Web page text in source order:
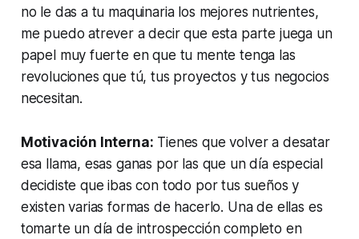
no le das a tu maquinaria los mejores nutrientes,
me puedo atrever a decir que esta parte juega un
papel muy fuerte en que tu mente tenga las
revoluciones que tú, tus proyectos y tus negocios
necesitan.
Motivación Interna: Tienes que volver a desatar
esa llama, esas ganas por las que un día especial
decidiste que ibas con todo por tus sueños y
existen varias formas de hacerlo. Una de ellas es
tomarte un día de introspección completo en